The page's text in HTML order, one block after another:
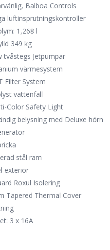
Balboa Controls
luftinsprutningskontroller
1,268 l
349 kg
tvåstegs Jetpumpar
värmesystem
Filter System
vattenfall
Color Safety Light
belysning med Deluxe hörn
stål ram
exteriör
Roxul Isolering
Tapered Thermal Cover
3 x 16A